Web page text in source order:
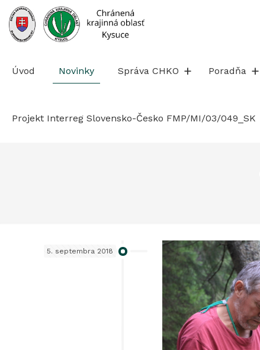
Prejsť
na
obsah
Úvod Novinky Správa CHKO Poradňa
Projekt Interreg Slovensko-Česko FMP/MI/03/049_SK
5. septembra 2018